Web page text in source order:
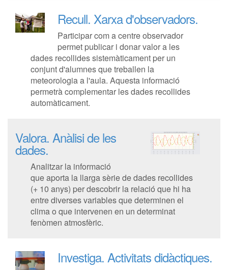
Recull.Xarxa d'observadors.
Participar com a centre observador
permet publicar i donar valor a les
dades recollides sistemàticament per un
conjunt d'alumnes que treballen la
meteorologia a l'aula. Aquesta informació
permetrà complementar les dades recollides
automàticament.
Valora. Anàlisi de les
dades.
Analitzar la informació
que aporta la llarga sèrie de dades recollides
(+ 10 anys) per descobrir la relació que hi ha
entre diverses variables que determinen el
clima o que intervenen en un determinat
fenòmen atmosfèric.
Investiga.Activitats didàctiques.